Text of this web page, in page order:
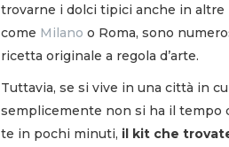
trovarne i dolci tipici anche in altre
come Milano o Roma, sono
ricetta originale a regola d’arte.
Tuttavia, se si vive in una città in
semplicemente non si ha il tempo
te in pochi minuti, il kit che